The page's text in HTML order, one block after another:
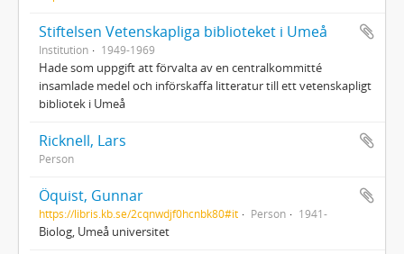
Stiftelsen Vetenskapliga biblioteket i Umeå
Institution 1949-1969
Hade som uppgift att förvalta av en centralkommitté
insamlade medel och införskaffa litteratur till ett vetenskapligt
bibliotek i Umeå
Ricknell, Lars
Person
Öquist, Gunnar
https://libris.kb.se/2cqnwdjf0hcnbk80#it Person 1941-
Biolog, Umeå universitet